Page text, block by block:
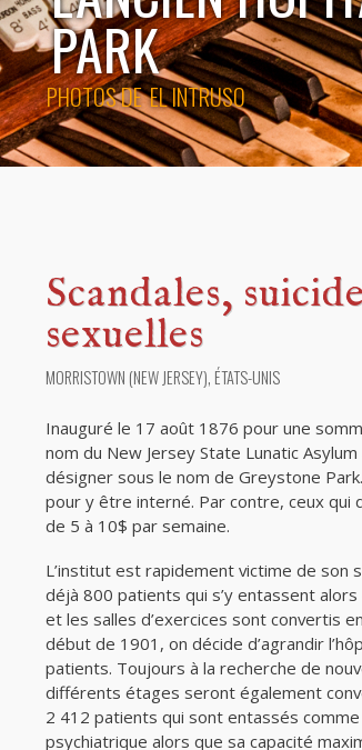
PARK
EL INTRUSO
PHOTOS DE
Scandales,
sexuelles
MORRISTOWN (NEW JERSEY), ÉTATS-UNIS
Inauguré le 17 août 1876 pour une
nom du New Jersey State Lunatic
désigner sous le nom de Greystone
pour y être interné. Par contre, ceux
de 5 à 10$ par semaine.
L’institut est rapidement victime de son
déjà 800 patients qui s’y entassent
et les salles d’exercices sont convertis
début de 1901, on décide d’agrandir
patients. Toujours à la recherche de
différents étages seront également
2 412 patients qui sont entassés
psychiatrique alors que sa capacité